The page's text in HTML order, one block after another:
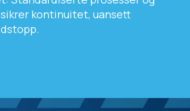
kontinuitet, uansett